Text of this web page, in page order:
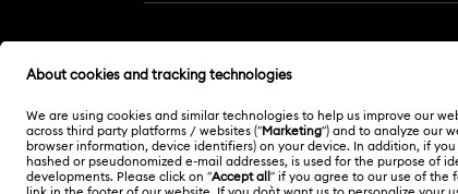
대한민국 한국어
㈜ 스와로브스키코리아 | CEO 신은정 서울시 강남구 도
산대로 456 (청담동 백영빌딩 10-12층) 06062 | 사업자등
록번호211-86-96219| 통신판매업신고번호 2013-서울강
남-01540 | 호스팅 서비스 제공자: Swarovski Crystal